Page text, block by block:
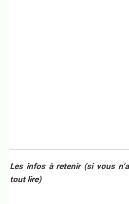
Les infos à retenir (si vous
tout lire)